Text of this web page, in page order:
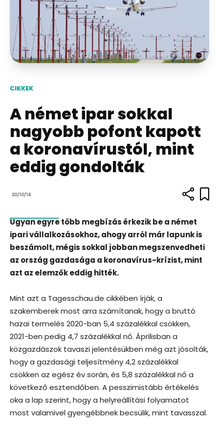
CIKKEK
A német ipar sokkal
nagyobb pofont kapott
a koronavírustól, mint
eddig gondolták
20/10/14
Ugyan egyre több megbízás érkezik be a német
ipari vállalkozásokhoz, ahogy arról már lapunk is
beszámolt, mégis sokkal jobban megszenvedheti
az ország gazdasága a koronavírus-krízist, mint
azt az elemzők eddig hitték.
Mint azt a Tagesschau.de cikkében írják, a
szakemberek most arra számítanak, hogy a bruttó
hazai termelés 2020-ban 5,4 százalékkal csökken,
2021-ben pedig 4,7 százalékkal nő. Áprilisban a
közgazdászok tavaszi jelentésükben még azt jósolták,
hogy a gazdasági teljesítmény 4,2 százalékkal
csökken az egész év során, és 5,8 százalékkal nő a
következő esztendőben. A pesszimistább értékelés
oka a lap szerint, hogy a helyreállítási folyamatot
most valamivel gyengébbnek becsülik, mint tavasszal.